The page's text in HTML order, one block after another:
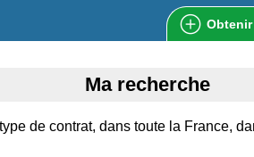
Obtenir
Ma recherche
de contrat, dans toute la France,